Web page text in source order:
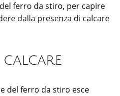
ferro da stiro, per capire
dalla presenza di calcare
calcare
del ferro da stiro esce